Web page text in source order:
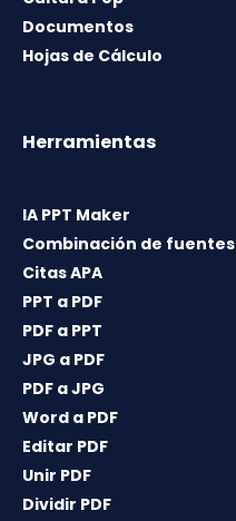
Documentos
Hojas de Cálculo
Herramientas
IA PPT Maker
Combinación de fuentes
Citas APA
PPT a PDF
PDF a PPT
JPG a PDF
PDF a JPG
Word a PDF
Editar PDF
Unir PDF
Dividir PDF